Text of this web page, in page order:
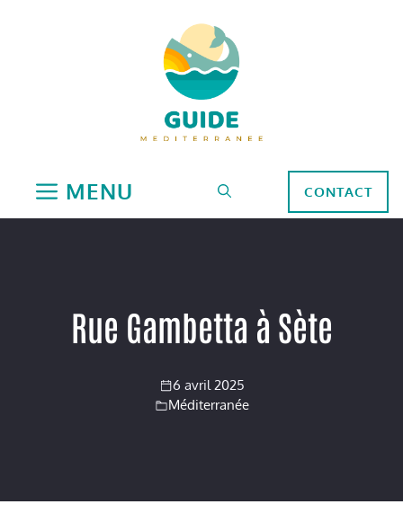
MENU CONTACT
Rue Gambetta à Sète
6 avril 2025
Méditerranée